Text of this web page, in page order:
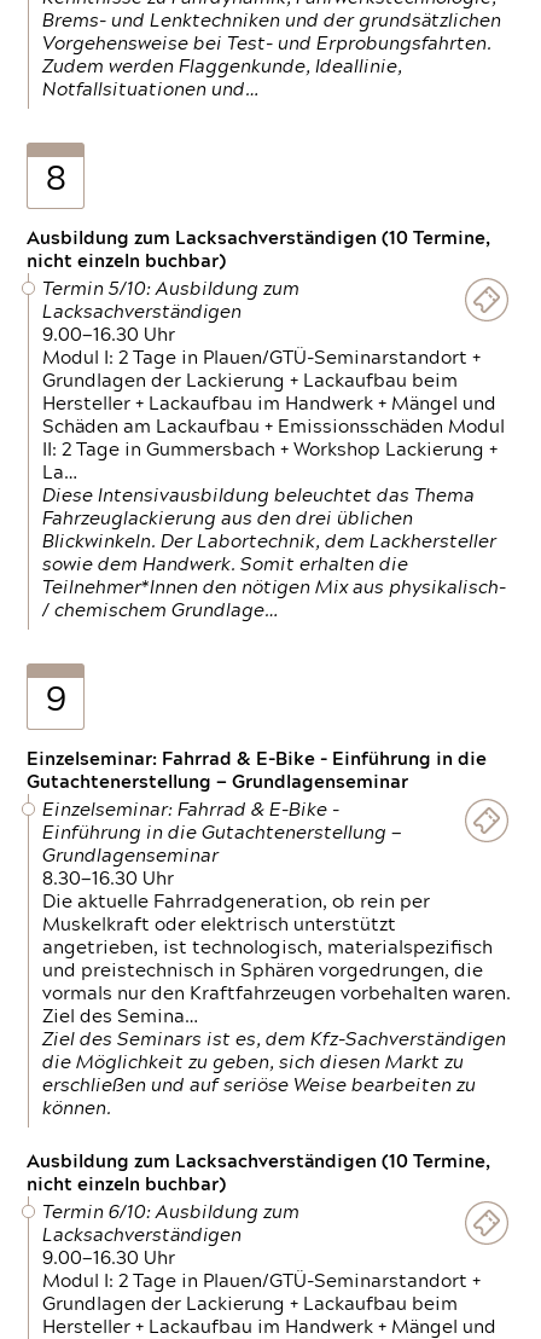
Brems- und Lenktechniken und der grundsätzlichen
Vorgehensweise bei Test- und Erprobungsfahrten.
Zudem werden Flaggenkunde, Ideallinie,
Notfallsituationen und…
8
Ausbildung zum Lacksachverständigen (10 Termine,
nicht einzeln buchbar)
Termin 5/10: Ausbildung zum
Lacksachverständigen
9.00—16.30 Uhr
Modul I: 2 Tage in Plauen/GTÜ-Seminarstandort +
Grundlagen der Lackierung + Lackaufbau beim
Hersteller + Lackaufbau im Handwerk + Mängel und
Schäden am Lackaufbau + Emissionsschäden Modul
II: 2 Tage in Gummersbach + Workshop Lackierung +
La…
Diese Intensivausbildung beleuchtet das Thema
Fahrzeuglackierung aus den drei üblichen
Blickwinkeln. Der Labortechnik, dem Lackhersteller
sowie dem Handwerk. Somit erhalten die
Teilnehmer*Innen den nötigen Mix aus physikalisch-
/ chemischem Grundlage…
9
Einzelseminar: Fahrrad & E-Bike - Einführung in die
Gutachtenerstellung — Grundlagenseminar
Einzelseminar: Fahrrad & E-Bike -
Einführung in die Gutachtenerstellung —
Grundlagenseminar
8.30—16.30 Uhr
Die aktuelle Fahrradgeneration, ob rein per
Muskelkraft oder elektrisch unterstützt
angetrieben, ist technologisch, materialspezifisch
und preistechnisch in Sphären vorgedrungen, die
vormals nur den Kraftfahrzeugen vorbehalten waren.
Ziel des Semina…
Ziel des Seminars ist es, dem Kfz-Sachverständigen
die Möglichkeit zu geben, sich diesen Markt zu
erschließen und auf seriöse Weise bearbeiten zu
können.
Ausbildung zum Lacksachverständigen (10 Termine,
nicht einzeln buchbar)
Termin 6/10: Ausbildung zum
Lacksachverständigen
9.00—16.30 Uhr
Modul I: 2 Tage in Plauen/GTÜ-Seminarstandort +
Grundlagen der Lackierung + Lackaufbau beim
Hersteller + Lackaufbau im Handwerk + Mängel und